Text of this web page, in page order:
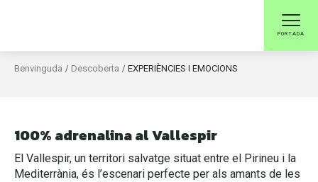
PORTADA
rutina, trieu un cap de
setmana emocionant
Benvinguda Descoberta EXPERIÈNCIES I EMOCIONS
100% adrenalina al Vallespir
El Vallespir, un territori salvatge situat entre el Pirineu i la
Mediterrània, és l’escenari perfecte per als amants de les